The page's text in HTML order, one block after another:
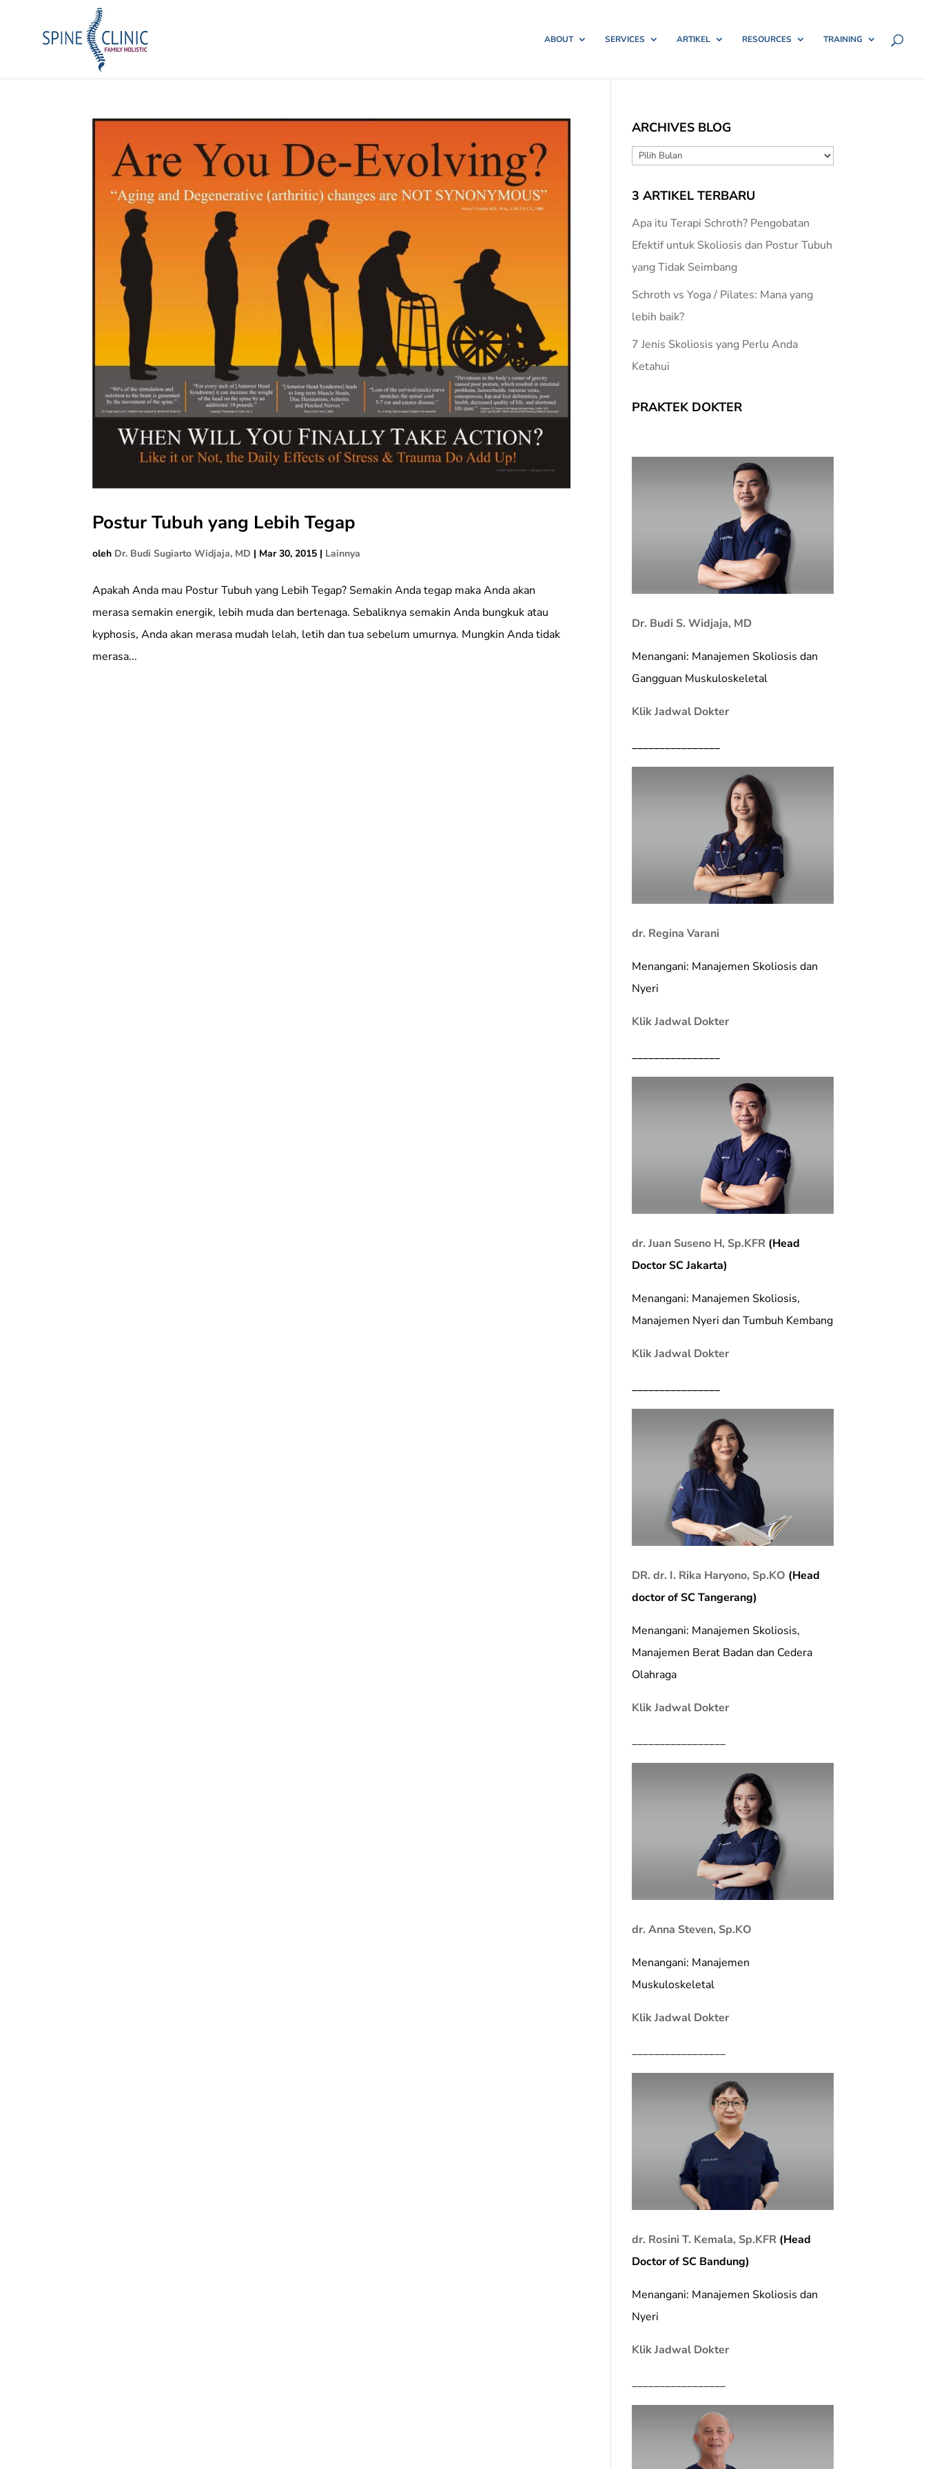
ABOUT SERVICES ARTIKEL RESOURCES TRAINING
Postur Tubuh yang Lebih Tegap
oleh Dr. Budi Sugiarto Widjaja, MD | Mar 30, 2015 | Lainnya
Apakah Anda mau Postur Tubuh yang Lebih Tegap? Semakin Anda tegap maka Anda akan
merasa semakin energik, lebih muda dan bertenaga. Sebaliknya semakin Anda bungkuk atau
kyphosis, Anda akan merasa mudah lelah, letih dan tua sebelum umurnya. Mungkin Anda tidak
merasa...
ARCHIVES BLOG
ARCHIVES
3 ARTIKEL TERBARU
Apa itu Terapi Schroth? Pengobatan
Efektif untuk Skoliosis dan Postur Tubuh
yang Tidak Seimbang
Schroth vs Yoga / Pilates: Mana yang
lebih baik?
7 Jenis Skoliosis yang Perlu Anda
Ketahui
PRAKTEK DOKTER
Dr. Budi S. Widjaja, MD
Menangani: Manajemen Skoliosis dan
Gangguan Muskuloskeletal
Klik Jadwal Dokter
________________
dr. Regina Varani
Menangani: Manajemen Skoliosis dan
Nyeri
Klik Jadwal Dokter
________________
dr. Juan Suseno H, Sp.KFR (Head
Doctor SC Jakarta)
Menangani: Manajemen Skoliosis,
Manajemen Nyeri dan Tumbuh Kembang
Klik Jadwal Dokter
________________
DR. dr. I. Rika Haryono, Sp.KO (Head
doctor of SC Tangerang)
Menangani: Manajemen Skoliosis,
Manajemen Berat Badan dan Cedera
Olahraga
Klik Jadwal Dokter
_________________
dr. Anna Steven, Sp.KO
Menangani: Manajemen
Muskuloskeletal
Klik Jadwal Dokter
_________________
dr. Rosini T. Kemala, Sp.KFR (Head
Doctor of SC Bandung)
Menangani: Manajemen Skoliosis dan
Nyeri
Klik Jadwal Dokter
_________________